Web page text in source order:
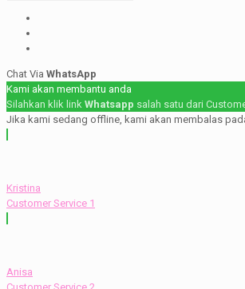
Chat Via WhatsApp
Kami akan membantu anda
Silahkan klik link Whatsapp salah satu dari
Jika kami sedang offline, kami akan membalas
Kristina
Customer Service 1
Anisa